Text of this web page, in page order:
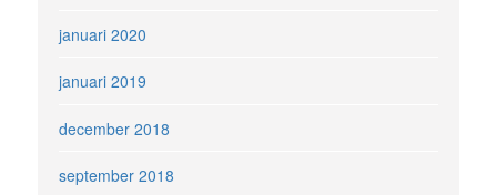
januari 2020
januari 2019
december 2018
september 2018